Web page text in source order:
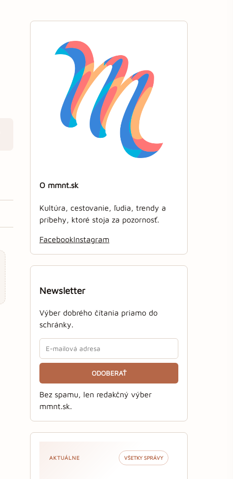
O mmnt.sk
Kultúra, cestovanie, ľudia, trendy a
príbehy, ktoré stoja za pozornosť.
FacebookInstagram
Newsletter
Výber dobrého čítania priamo do
schránky.
ODOBERAŤ
Bez spamu, len redakčný výber
mmnt.sk.
AKTUÁLNE VŠETKY SPRÁVY